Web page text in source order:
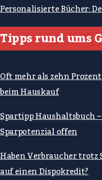
Personalisierte Bücher:
Tipps rund ums
Oft mehr als zehn
beim Hauskauf
Spartipp Haushaltsbuch
Sparpotenzial offen
Haben Verbraucher trotz
auf einen Dispokredit?